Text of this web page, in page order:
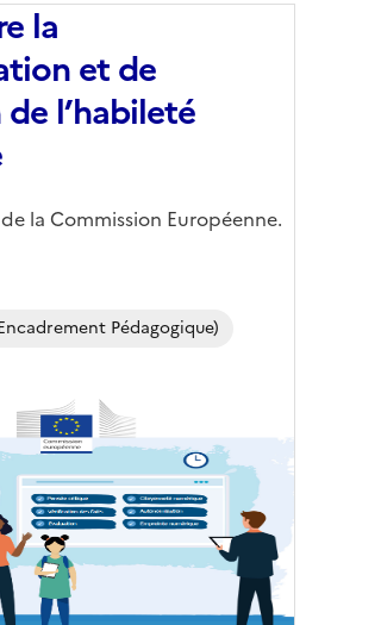
la
et de
l’habileté
la Commission Européenne.
Pédagogique)